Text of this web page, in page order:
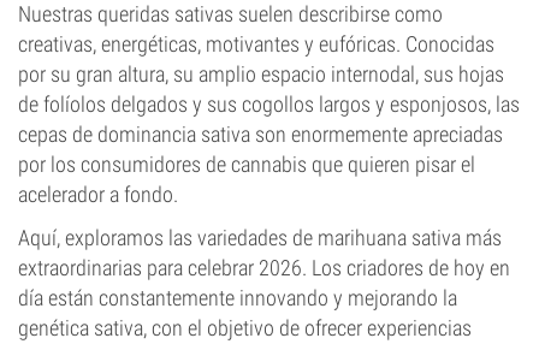
Nuestras queridas sativas suelen describirse como
creativas, energéticas, motivantes y eufóricas. Conocidas
por su gran altura, su amplio espacio internodal, sus hojas
de folíolos delgados y sus cogollos largos y esponjosos, las
cepas de dominancia sativa son enormemente apreciadas
por los consumidores de cannabis que quieren pisar el
acelerador a fondo.
Aquí, exploramos las variedades de marihuana sativa más
extraordinarias para celebrar 2026. Los criadores de hoy en
día están constantemente innovando y mejorando la
genética sativa, con el objetivo de ofrecer experiencias